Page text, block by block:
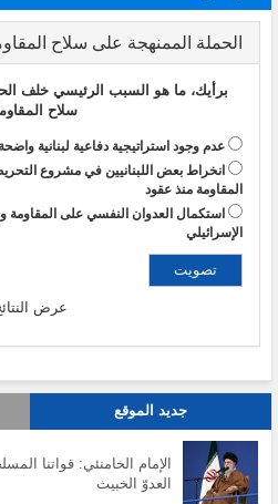
الحملة الممنهجة على سلاح
برأيك، ما هو السبب الرئيسي خلف
سلاح
عدم وجود استراتيجية دفاعية لبنانية
انخراط بعض اللبنانيين في مشروع
المقاومة منذ عقود
استكمال العدوان النفسي على المقاومة
الإسرائيلي
عرض
جديد الموقع
الإمام الخامنئي: قواتنا
العدوّ الخبيث